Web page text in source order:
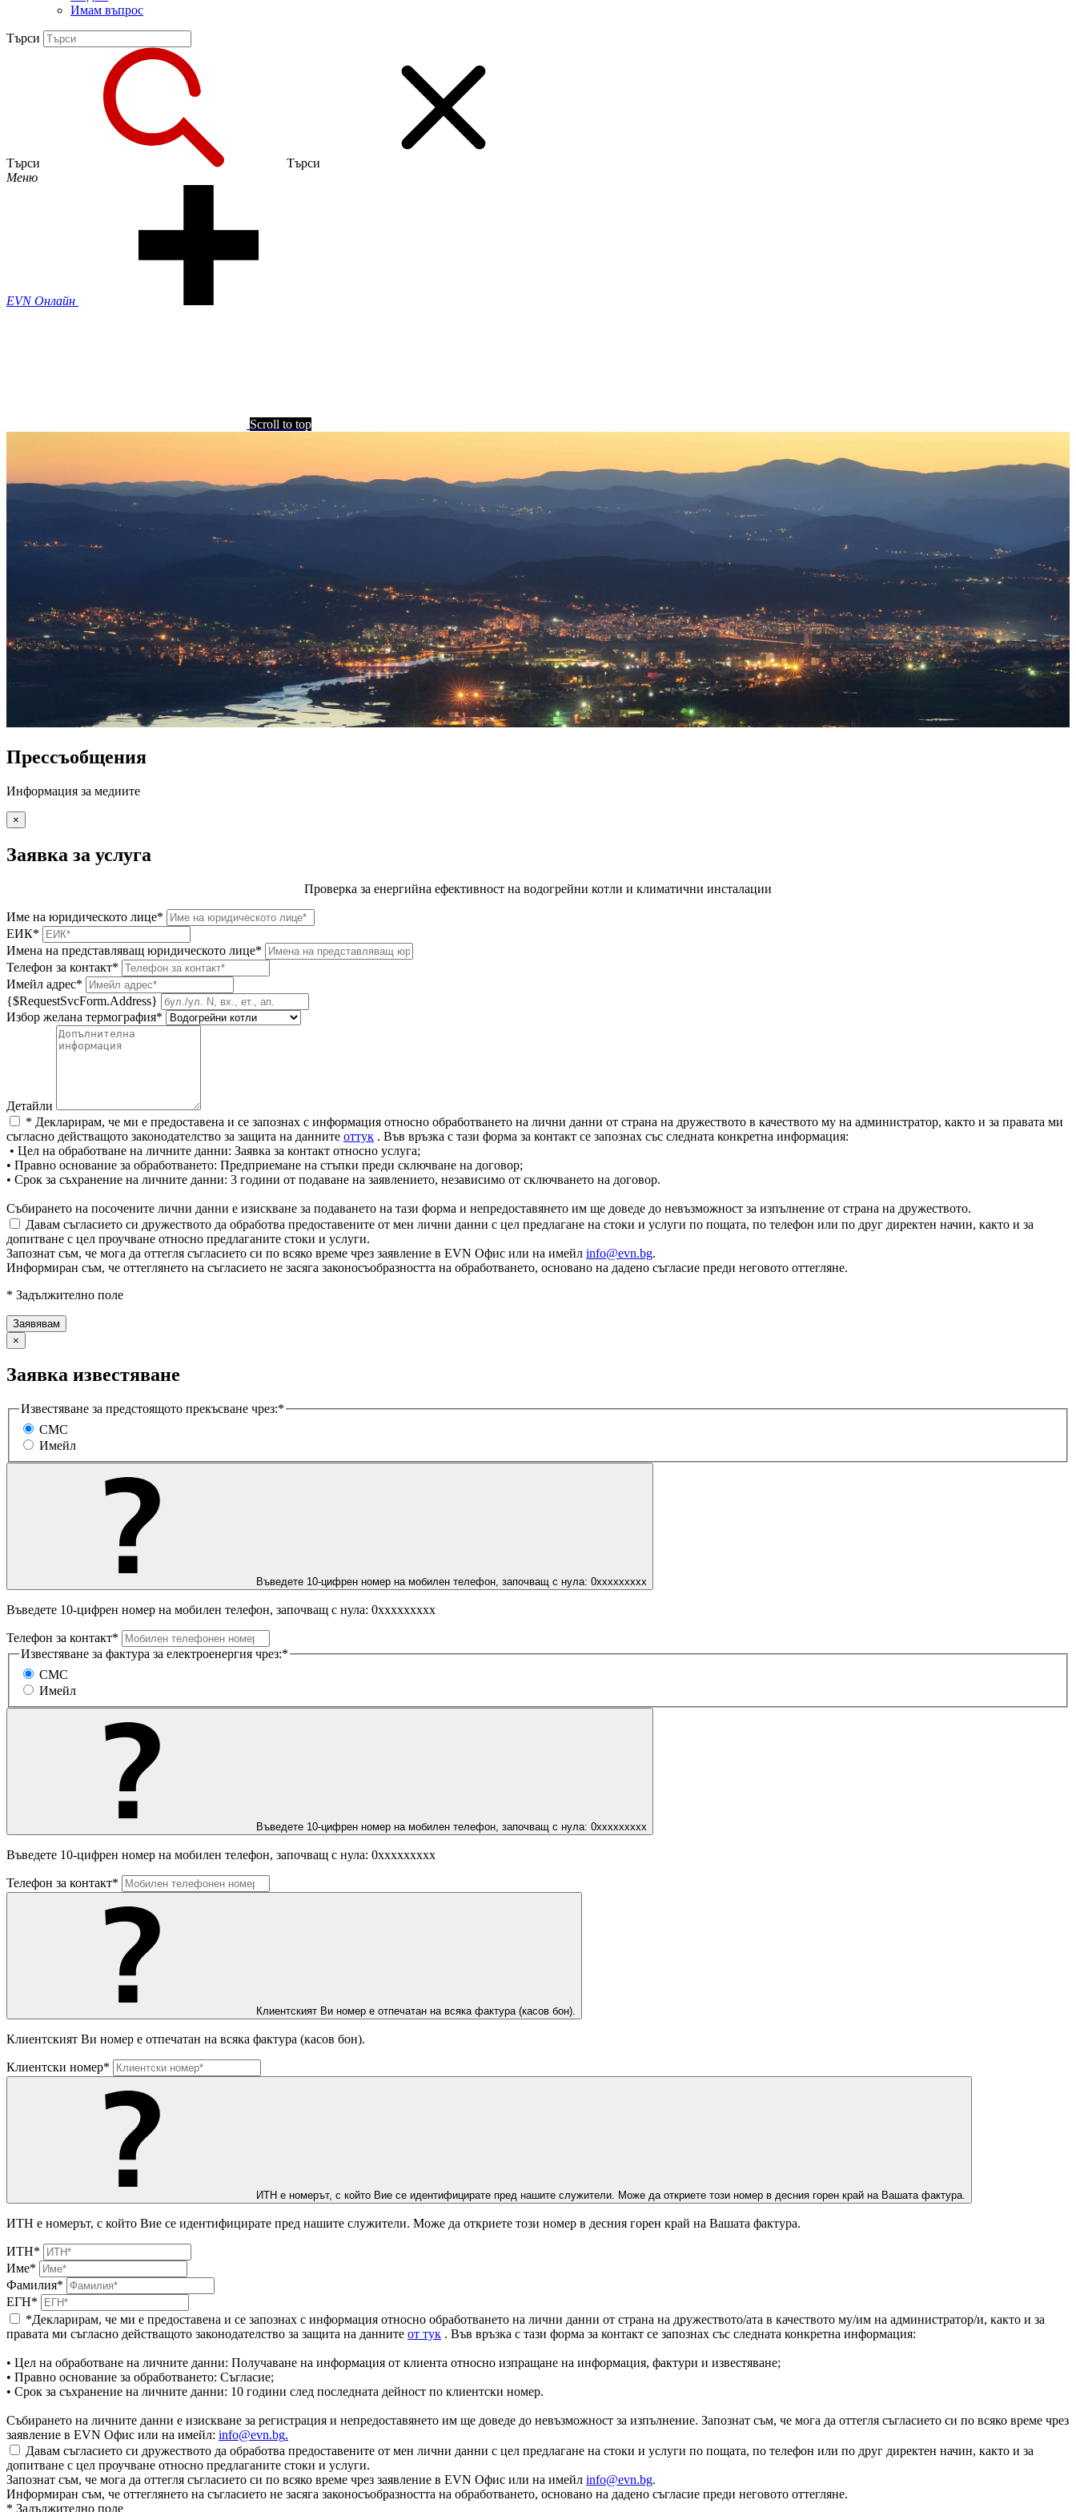
Имам въпрос
Търси
Търси
Търси
Меню
EVN Онлайн
Scroll to top
Прессъобщения
Информация за медиите
×
Заявка за услуга
Проверка за енергийна ефективност на водогрейни котли и климатични инсталации
Име на юридическото лице*
ЕИК*
Имена на представляващ юридическото лице*
Телефон за контакт*
Имейл адрес*
{$RequestSvcForm.Address}
Избор желана термография*
Детайли
* Декларирам, че ми е предоставена и се запознах с информация относно обработването на лични данни от страна на дружеството в качеството му на администратор, както и за правата ми
съгласно действащото законодателство за защита на данните оттук . Във връзка с тази форма за контакт се запознах със следната конкретна информация:
• Цел на обработване на личните данни: Заявка за контакт относно услуга;
• Правно основание за обработването: Предприемане на стъпки преди сключване на договор;
• Срок за съхранение на личните данни: 3 години от подаване на заявлението, независимо от сключването на договор.
Събирането на посочените лични данни е изискване за подаването на тази форма и непредоставянето им ще доведе до невъзможност за изпълнение от страна на дружеството.
Давам съгласието си дружеството да обработва предоставените от мен лични данни с цел предлагане на стоки и услуги по пощата, по телефон или по друг директен начин, както и за
допитване с цел проучване относно предлаганите стоки и услуги.
Запознат съм, че мога да оттегля съгласието си по всяко време чрез заявление в EVN Офис или на имейл info@evn.bg.
Информиран съм, че оттеглянето на съгласието не засяга законосъобразността на обработването, основано на дадено съгласие преди неговото оттегляне.
* Задължително поле
×
Заявка известяване
Известяване за предстоящото прекъсване чрез:*
СМС
Имейл
Въведете 10-цифрен номер на мобилен телефон, започващ с нула: 0ххххххххх
Въведете 10-цифрен номер на мобилен телефон, започващ с нула: 0ххххххххх
Телефон за контакт*
Известяване за фактура за електроенергия чрез:*
СМС
Имейл
Въведете 10-цифрен номер на мобилен телефон, започващ с нула: 0ххххххххх
Въведете 10-цифрен номер на мобилен телефон, започващ с нула: 0ххххххххх
Телефон за контакт*
Клиентският Ви номер е отпечатан на всяка фактура (касов бон).
Клиентският Ви номер е отпечатан на всяка фактура (касов бон).
Клиентски номер*
ИТН е номерът, с който Вие се идентифицирате пред нашите служители. Може да откриете този номер в десния горен край на Вашата фактура.
ИТН е номерът, с който Вие се идентифицирате пред нашите служители. Може да откриете този номер в десния горен край на Вашата фактура.
ИТН*
Име*
Фамилия*
ЕГН*
*Декларирам, че ми е предоставена и се запознах с информация относно обработването на лични данни от страна на дружеството/ата в качеството му/им на администратор/и, както и за
правата ми съгласно действащото законодателство за защита на данните от тук . Във връзка с тази форма за контакт се запознах със следната конкретна информация:
• Цел на обработване на личните данни: Получаване на информация от клиента относно изпращане на информация, фактури и известяване;
• Правно основание за обработването: Съгласие;
• Срок за съхранение на личните данни: 10 години след последната дейност по клиентски номер.
Събирането на личните данни е изискване за регистрация и непредоставянето им ще доведе до невъзможност за изпълнение. Запознат съм, че мога да оттегля съгласието си по всяко време чрез
заявление в EVN Офис или на имейл: info@evn.bg.
Давам съгласието си дружеството да обработва предоставените от мен лични данни с цел предлагане на стоки и услуги по пощата, по телефон или по друг директен начин, както и за
допитване с цел проучване относно предлаганите стоки и услуги.
Запознат съм, че мога да оттегля съгласието си по всяко време чрез заявление в EVN Офис или на имейл info@evn.bg.
Информиран съм, че оттеглянето на съгласието не засяга законосъобразността на обработването, основано на дадено съгласие преди неговото оттегляне.
* Задължително поле